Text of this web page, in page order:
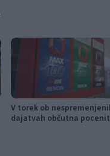
V torek ob
dajatvah občutna